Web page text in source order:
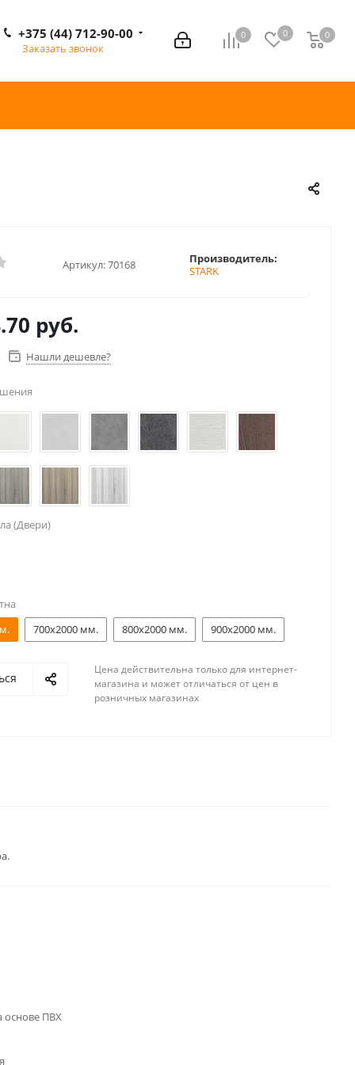
0 0 0
0
+375 (44) 712-90-00
Заказать звонок
Артикул:70168
Производитель:
STARK
руб.
Нашли дешевле?
(Двери)
700x2000 мм. 800x2000 мм. 900x2000 мм.
Цена действительна только для интернет-
магазина и может отличаться от цен в
розничных магазинах
основе ПВХ